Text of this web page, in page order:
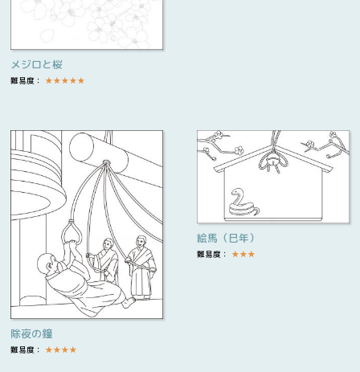
メジロと桜
難易度： ★★★★★
除夜の鐘
難易度： ★★★★
絵馬（巳年）
難易度： ★★★